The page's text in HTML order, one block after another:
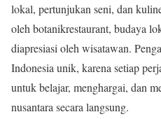
lokal, pertunjukan seni, dan
oleh botanikrestaurant, budaya
diapresiasi oleh wisatawan.
Indonesia unik, karena setiap
untuk belajar, menghargai, dan
nusantara secara langsung.